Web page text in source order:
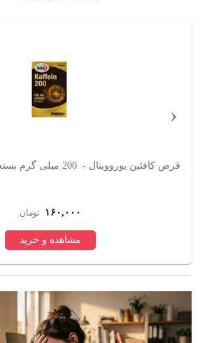
پودر پمپ پرتقالی کارن - 23 گرم بسته 12 عددی
۱,۶۳۶,۸۰۰ تومان
مشاهده و خرید
‹